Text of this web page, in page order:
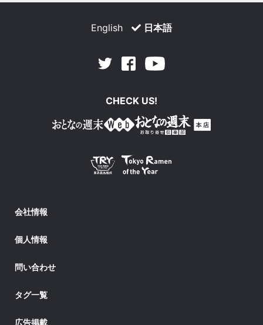
English 日本語
Twitter Facebook
CHECK US!
会社情報
個人情報
問い合わせ
タグ一覧
広告掲載